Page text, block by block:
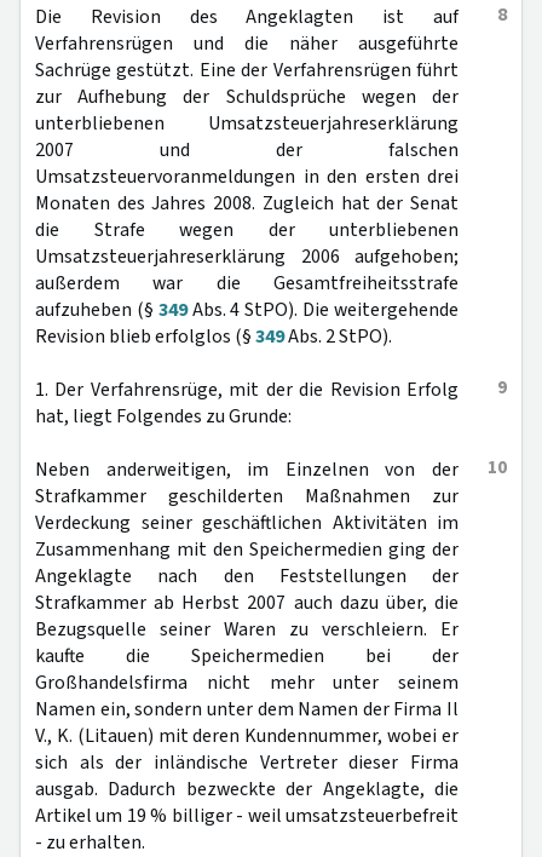
8
Die Revision des Angeklagten ist auf
Verfahrensrügen und die näher ausgeführte
Sachrüge gestützt. Eine der Verfahrensrügen führt
zur Aufhebung der Schuldsprüche wegen der
unterbliebenen Umsatzsteuerjahreserklärung
2007 und der falschen
Umsatzsteuervoranmeldungen in den ersten drei
Monaten des Jahres 2008. Zugleich hat der Senat
die Strafe wegen der unterbliebenen
Umsatzsteuerjahreserklärung 2006 aufgehoben;
außerdem war die Gesamtfreiheitsstrafe
aufzuheben (§ 349Abs. 4 StPO). Die weitergehende
Revision blieb erfolglos (§349Abs. 2 StPO).
9
1. Der Verfahrensrüge, mit der die Revision Erfolg
hat, liegt Folgendes zu Grunde:
10
Neben anderweitigen, im Einzelnen von der
Strafkammer geschilderten Maßnahmen zur
Verdeckung seiner geschäftlichen Aktivitäten im
Zusammenhang mit den Speichermedien ging der
Angeklagte nach den Feststellungen der
Strafkammer ab Herbst 2007 auch dazu über, die
Bezugsquelle seiner Waren zu verschleiern. Er
kaufte die Speichermedien bei der
Großhandelsfirma nicht mehr unter seinem
Namen ein, sondern unter dem Namen der Firma Il
V., K. (Litauen) mit deren Kundennummer, wobei er
sich als der inländische Vertreter dieser Firma
ausgab. Dadurch bezweckte der Angeklagte, die
Artikel um 19 % billiger - weil umsatzsteuerbefreit
- zu erhalten.